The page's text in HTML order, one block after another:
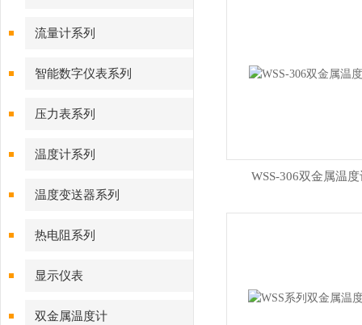
流量计系列
智能数字仪表系列
压力表系列
温度计系列
温度变送器系列
热电阻系列
显示仪表
双金属温度计
WSS-306双金属温度